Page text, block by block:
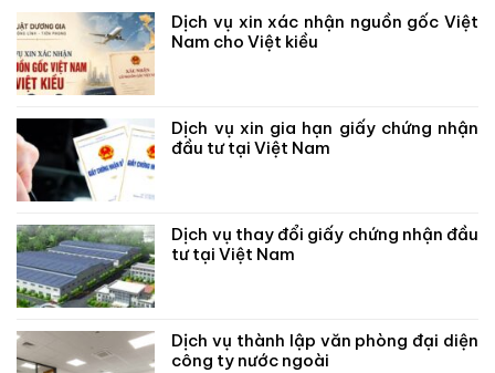
Dịch vụ xin xác nhận nguồn gốc Việt
Nam cho Việt kiều
Dịch vụ xin gia hạn giấy chứng nhận
đầu tư tại Việt Nam
Dịch vụ thay đổi giấy chứng nhận đầu
tư tại Việt Nam
Dịch vụ thành lập văn phòng đại diện
công ty nước ngoài